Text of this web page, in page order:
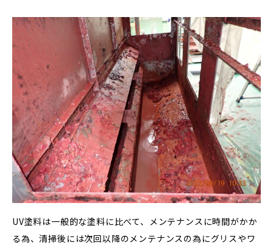
UV塗料は一般的な塗料に比べて、メンテナンスに時間がかか
る為、清掃後には次回以降のメンテナンスの為にグリスやワ